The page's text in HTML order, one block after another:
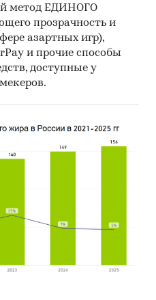
щеток в
тренда.
было
3,6 т.
российских
ООО ПКФ `ГРАФИТ-
поставкам в 2024 г.
ведущий
- HANGZHOU
CO., LTD
долю занимает
представлен долей
из стран: Китай,
метод ЕДИНОГО
прозрачность и
азартных игр),
и прочие способы
доступные у